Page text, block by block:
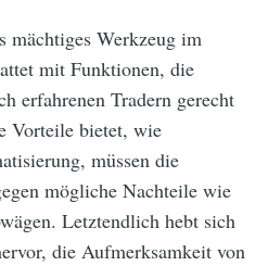
mächtiges Werkzeug im
mit Funktionen, die
erfahrenen Tradern gerecht
Vorteile bietet, wie
müssen die
mögliche Nachteile wie
Letztendlich hebt sich
die Aufmerksamkeit von